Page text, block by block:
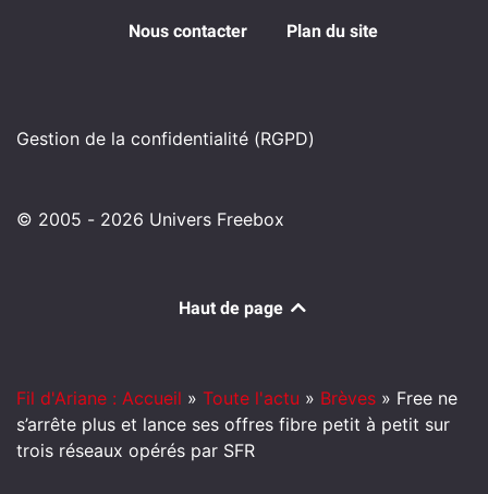
Nous contacter Plan du site
Gestion de la confidentialité (RGPD)
© 2005 - 2026 Univers Freebox
Haut de page
Fil d'Ariane : Accueil » Toute l'actu » Brèves » Free ne
s’arrête plus et lance ses offres fibre petit à petit sur
trois réseaux opérés par SFR